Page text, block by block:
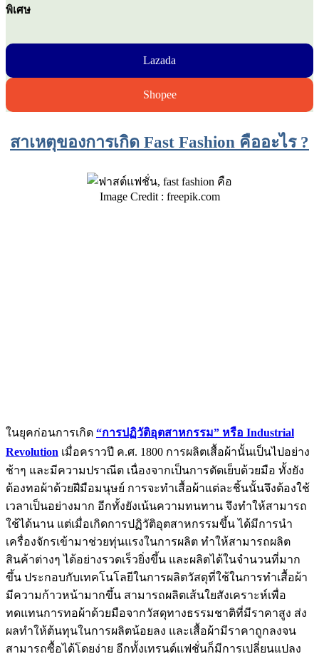
พิเศษ
Lazada
Shopee
สาเหตุของการเกิด Fast Fashion คืออะไร ?
Image Credit : freepik.com
ในยุคก่อนการเกิด “การปฏิวัติอุตสาหกรรม” หรือ Industrial
Revolution เมื่อคราวปี ค.ศ. 1800 การผลิตเสื้อผ้านั้นเป็นไปอย่าง
ช้าๆ และมีความปราณีต เนื่องจากเป็นการตัดเย็บด้วยมือ ทั้งยัง
ต้องทอผ้าด้วยฝีมือมนุษย์ การจะทำเสื้อผ้าแต่ละชิ้นนั้นจึงต้องใช้
เวลาเป็นอย่างมาก อีกทั้งยังเน้นความทนทาน จึงทำให้สามารถ
ใช้ได้นาน แต่เมื่อเกิดการปฏิวัติอุตสาหกรรมขึ้น ได้มีการนำ
เครื่องจักรเข้ามาช่วยทุ่นแรงในการผลิต ทำให้สามารถผลิต
สินค้าต่างๆ ได้อย่างรวดเร็วยิ่งขึ้น และผลิตได้ในจำนวนที่มาก
ขึ้น ประกอบกับเทคโนโลยีในการผลิตวัสดุที่ใช้ในการทำเสื้อผ้า
มีความก้าวหน้ามากขึ้น สามารถผลิตเส้นใยสังเคราะห์เพื่อ
ทดแทนการทอผ้าด้วยมือจากวัสดุทางธรรมชาติที่มีราคาสูง ส่ง
ผลทำให้ต้นทุนในการผลิตน้อยลง และเสื้อผ้ามีราคาถูกลงจน
สามารถซื้อได้โดยง่าย อีกทั้งเทรนด์แฟชั่นก็มีการเปลี่ยนแปลง